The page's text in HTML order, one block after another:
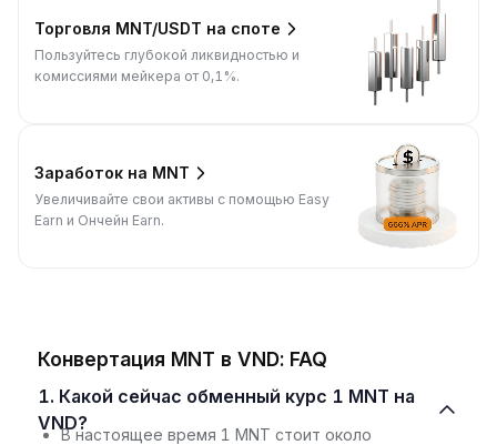
Торговля MNT/USDT на споте
Пользуйтесь глубокой ликвидностью и
комиссиями мейкера от 0,1%.
Заработок на MNT
Увеличивайте свои активы с помощью Easy
Earn и Ончейн Earn.
Конвертация MNT в VND: FAQ
1. Какой сейчас обменный курс 1 MNT на
VND?
В настоящее время 1 MNT стоит около